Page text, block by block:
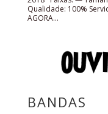
Qualidade: 100%
AGORA...
BANDAS